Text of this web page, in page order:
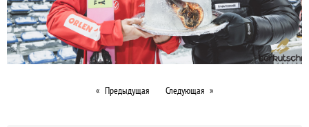
Предыдущая Следующая